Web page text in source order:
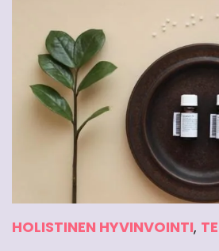
HOLISTINEN HYVINVOINTI,